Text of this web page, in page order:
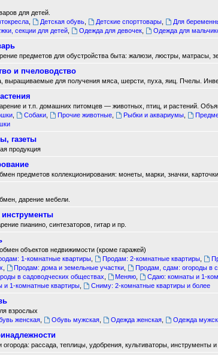
для детей.
Детская обувь Детские спорттовары Для
секции для детей Одежда для девочек Одежда для
предметов для обустройства быта: жалюзи, люстры, матрасы,
и пчеловодство
выращиваемые для получения мяса, шерсти, пуха, яиц. Пчелы.
и т.п. домашних питомцев — животных, птиц, и растений.
Собаки Прочие животные Рыбки и аквариумы,
газеты
продукция
предметов коллекционирования: монеты, марки, значки, карточки
дарение мебели.
пианино, синтезаторов, гитар и пр.
объектов недвижимости (кроме гаражей)
1-комнатные квартиры Продам: 2-комнатные квартиры
Продам: дома и земельные участки Продам, сдам: огороды в
в садоводческих обществах
Меняю Сдаю: комнаты и 1-
и 1-комнатные квартиры
Сниму: 2-комнатные квартиры и более
взрослых
женская Обувь мужская Одежда женская Одежда
рассада, теплицы, удобрения, культиваторы, инструменты и